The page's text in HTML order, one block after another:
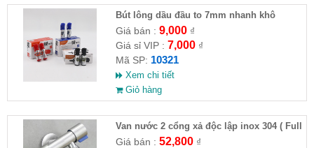
Bút lông dầu đầu to 7mm nhanh khô
Giá bán : 9,000₫
Giá sỉ VIP : 7,000₫
Mã SP: 10321
Xem chi tiết
Giỏ hàng
Van nước 2 cổng xả độc lập inox 304 ( Full
VAT )
Giá bán : 52,800₫